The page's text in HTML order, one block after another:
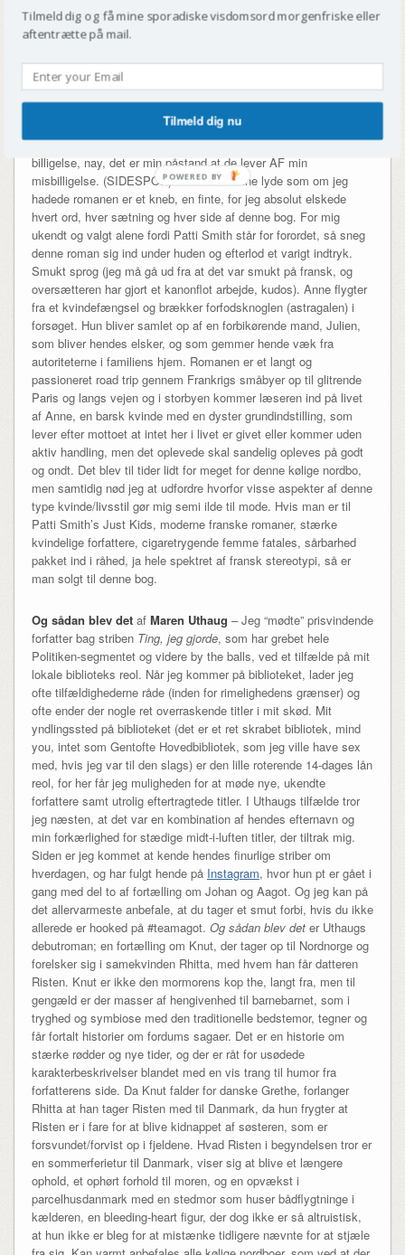
AstragalafAlbertine Sarraziner indbegrebet af franskhed i min
stereotype verden. Insinuerende flirt, passion, fyldte læber, sexet
anstrengt forhold til fransk(mænd), som mange i min
omgangskreds har erfaret et par gange, bundet i en (freudiansk?)
barndomsoplevelse i Paris koblet til min ikke-undskyldende
semi-vanillalivsstil uden nogen intention om at ændre mit syn på
dem. Sorry, you guys, men I kan sagtens leve uden min
billigelse, nay, det er min påstand at de lever AF min
misbilligelse. (SIDESPOR) Hvad der kunne lyde som om jeg
hadede romanen er et kneb, en finte, for jeg absolut elskede
hvert ord, hver sætning og hver side af denne bog. For mig
ukendt og valgt alene fordi Patti Smith står for forordet, så sneg
denne roman sig ind under huden og efterlod et varigt indtryk.
Smukt sprog (jeg må gå ud fra at det var smukt på fransk, og
oversætteren har gjort et kanonflot arbejde, kudos). Anne flygter
fra et kvindefængsel og brækker forfodsknoglen (astragalen) i
forsøget. Hun bliver samlet op af en forbikørende mand, Julien,
som bliver hendes elsker, og som gemmer hende væk fra
autoriteterne i familiens hjem. Romanen er et langt og
passioneret road trip gennem Frankrigs småbyer op til glitrende
Paris og langs vejen og i storbyen kommer læseren ind på livet
af Anne, en barsk kvinde med en dyster grundindstilling, som
lever efter mottoet at intet her i livet er givet eller kommer uden
aktiv handling, men det oplevede skal sandelig opleves på godt
og ondt. Det blev til tider lidt for meget for denne kølige nordbo,
men samtidig nød jeg at udfordre hvorfor visse aspekter af denne
type kvinde/livsstil gør mig semi ilde til mode. Hvis man er til
Patti Smith’s Just Kids, moderne franske romaner, stærke
kvindelige forfattere, cigaretrygende femme fatales, sårbarhed
pakket ind i råhed, ja hele spektret af fransk stereotypi, så er
man solgt til denne bog.
Og sådan blev detaf Maren Uthaug – Jeg “mødte” prisvindende
forfatter bag striben Ting, jeg gjorde, som har grebet hele
Politiken-segmentet og videre by the balls, ved et tilfælde på mit
lokale biblioteks reol. Når jeg kommer på biblioteket, lader jeg
ofte tilfældighederne råde (inden for rimelighedens grænser) og
ofte ender der nogle ret overraskende titler i mit skød. Mit
yndlingssted på biblioteket (det er et ret skrabet bibliotek, mind
you, intet som Gentofte Hovedbibliotek, som jeg ville have sex
med, hvis jeg var til den slags) er den lille roterende 14-dages lån
reol, for her får jeg muligheden for at møde nye, ukendte
forfattere samt utrolig eftertragtede titler. I Uthaugs tilfælde tror
jeg næsten, at det var en kombination af hendes efternavn og
min forkærlighed for stædige midt-i-luften titler, der tiltrak mig.
Siden er jeg kommet at kende hendes finurlige striber om
hverdagen, og har fulgt hende på Instagram, hvor hun pt er gået i
gang med del to af fortælling om Johan og Aagot. Og jeg kan på
det allervarmeste anbefale, at du tager et smut forbi, hvis du ikke
allerede er hooked på #teamagot. Og sådan blev deter Uthaugs
debutroman; en fortælling om Knut, der tager op til Nordnorge og
forelsker sig i samekvinden Rhitta, med hvem han får datteren
Risten. Knut er ikke den mormorens kop the, langt fra, men til
gengæld er der masser af hengivenhed til barnebarnet, som i
tryghed og symbiose med den traditionelle bedstemor, tegner og
får fortalt historier om fordums sagaer. Det er en historie om
stærke rødder og nye tider, og der er råt for usødede
karakterbeskrivelser blandet med en vis trang til humor fra
forfatterens side. Da Knut falder for danske Grethe, forlanger
Rhitta at han tager Risten med til Danmark, da hun frygter at
Risten er i fare for at blive kidnappet af søsteren, som er
forsvundet/forvist op i fjeldene. Hvad Risten i begyndelsen tror er
en sommerferietur til Danmark, viser sig at blive et længere
ophold, et ophørt forhold til moren, og en opvækst i
parcelhusdanmark med en stedmor som huser bådflygtninge i
kælderen, en bleeding-heart figur, der dog ikke er så altruistisk,
at hun ikke er bleg for at mistænke tidligere nævnte for at stjæle
Tilmeld dig og få mine sporadiske visdomsord morgenfriske eller
aftentrætte på mail.
Tilmeld dig nu